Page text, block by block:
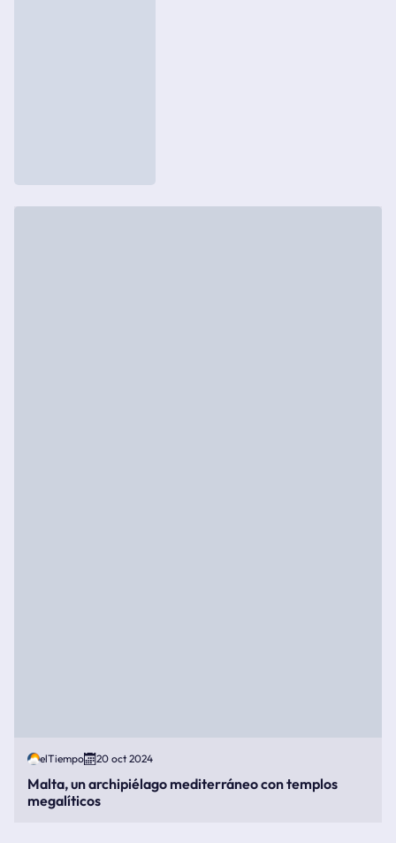
elTiempo 20 oct 2024
Malta, un archipiélago mediterráneo con templos
megalíticos